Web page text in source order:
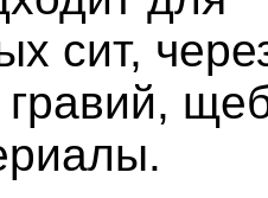
сит,
гравий,